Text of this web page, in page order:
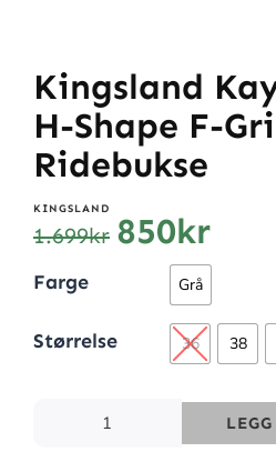
Kingsland
H-Shape F-
Ridebukse
KINGSLAND
1.699kr 850kr
Farge Grå
Størrelse 36 38